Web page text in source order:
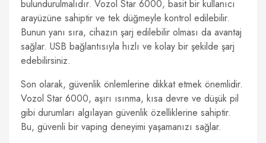
bulundurulmalıdır. Vozol Star 6000, basit bir kullanıcı
arayüzüne sahiptir ve tek düğmeyle kontrol edilebilir.
Bunun yanı sıra, cihazın şarj edilebilir olması da avantaj
sağlar. USB bağlantısıyla hızlı ve kolay bir şekilde şarj
edebilirsiniz.
Son olarak, güvenlik önlemlerine dikkat etmek önemlidir.
Vozol Star 6000, aşırı ısınma, kısa devre ve düşük pil
gibi durumları algılayan güvenlik özelliklerine sahiptir.
Bu, güvenli bir vaping deneyimi yaşamanızı sağlar.